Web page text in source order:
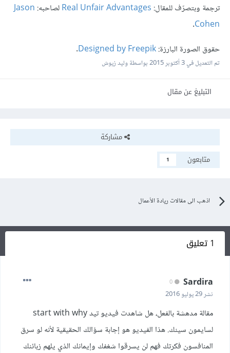
ترجمة وبتصرّف للمقال: Real Unfair Advantagesلصاحبه: Jason
Cohen
.
حقوق الصورة البارزة:Designed by Freepik
.
تم التعديل في3 أكتوبر 2015 بواسطة وليد زيوش
التبليغ عن مقال
مشاركة
متابعون
1
اذهب الى مقالات ريادة الأعمال
1 تعليق
Sardira
نشر29 يوليو 2016
مقالة مدهشة بالفعل، هل شاهدت فيديو تيد start with why
لسايمون سينك. هذا الفيديو هو إجابة سؤالك الحقيقية لأنه لو سرق
المنافسون فكرتك فهم لن يسرقوا شغفك وإيمانك الذي يلهم زبائنك